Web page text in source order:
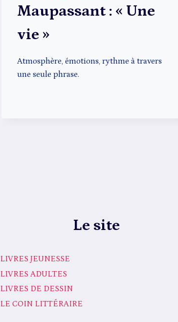
Maupassant : « Une
vie »
Atmosphère, émotions, rythme à travers
une seule phrase.
Le site
LIVRES JEUNESSE
LIVRES ADULTES
LIVRES DE DESSIN
LE COIN LITTÉRAIRE